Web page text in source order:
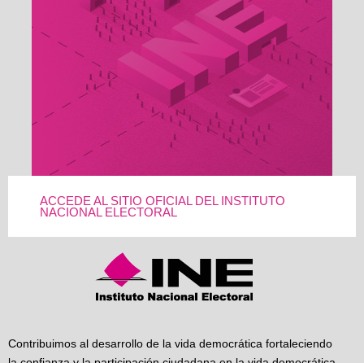
ACCEDE AL SITIO OFICIAL DEL INSTITUTO
NACIONAL ELECTORAL
Contribuimos al desarrollo de la vida democrática fortaleciendo